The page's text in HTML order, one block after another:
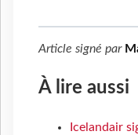
Article signé par
À lire aussi
Icelandair